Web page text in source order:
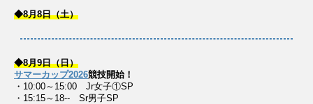
◆8月8日（土）
◆8月9日（日）
サマーカップ2026競技開始！
・10:00～15:00 Jr女子①SP
・15:15～18-- Sr男子SP